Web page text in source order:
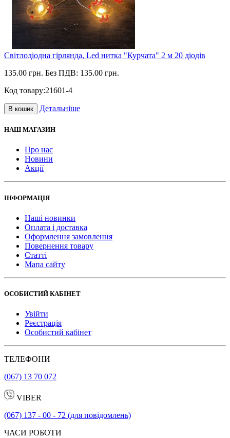
Світлодіодна гірлянда, Led нитка "Курчата" 2 м 20 діодів
135.00 грн. Без ПДВ: 135.00 грн.
Код товару:21601-4
В кошик Детальніше
НАШ МАГАЗИН
Про нас
Новини
Акції
ІНФОРМАЦІЯ
Наші новинки
Оплата і доставка
Оформлення замовлення
Повернення товару
Статті
Мапа сайту
ОСОБИСТИЙ КАБІНЕТ
Увійти
Реєстрація
Особистий кабінет
ТЕЛЕФОНИ
(067) 13 70 072
VIBER
(067) 137 - 00 - 72 (для повідомлень)
ЧАСИ РОБОТИ